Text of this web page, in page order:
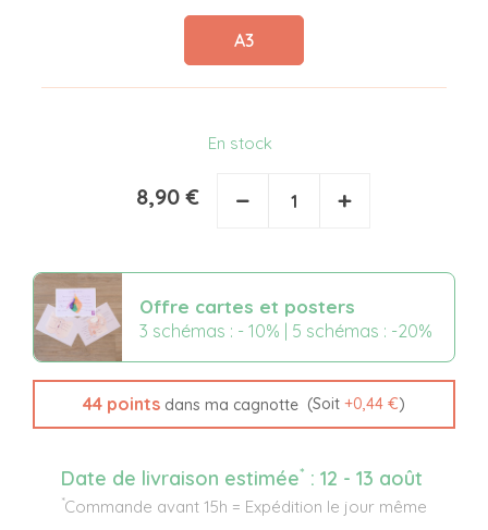
A3
En stock
8,90 € − +
Offre cartes et posters
3 schémas : - 10% | 5 schémas : -20%
44 points dans ma cagnotte (Soit +0,44 €)
Date de livraison estimée* : 12 - 13 août
*Commande avant 15h = Expédition le jour même